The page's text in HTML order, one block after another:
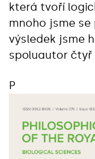
která tvoří
mnoho jsme se
výsledek jsme
spoluautor čtyř
P